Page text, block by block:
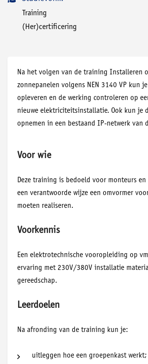
Na het volgen van de training Installeren
zonnepanelen volgens NEN 3140 VP kun
opleveren en de werking controleren op
nieuwe elektriciteitsinstallatie. Ook kun je
opnemen in een bestaand IP-netwerk van
Voor wie
Deze training is bedoeld voor monteurs
een verantwoorde wijze een omvormer
moeten realiseren.
Voorkennis
Een elektrotechnische vooropleiding op
ervaring met 230V/380V installatie
gereedschap.
Leerdoelen
Na afronding van de training kun je:
uitleggen hoe een groepenkast werkt;
Training
(Her)certificering